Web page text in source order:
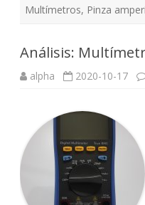
Multímetros, Pinza
Análisis:
alpha 2020-10-17